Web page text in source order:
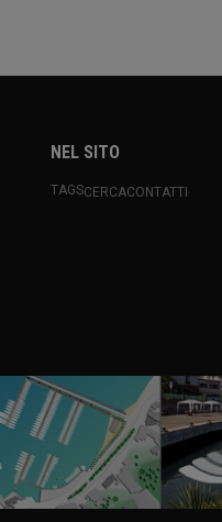
NEL SITO
TAGSCERCACONTATTI